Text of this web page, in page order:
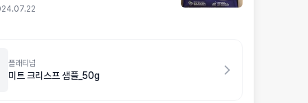
플래티넘
미트 크리스프 샘플_50g